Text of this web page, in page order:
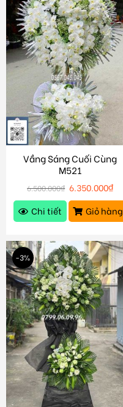
Vầng Sáng Cuối Cùng
M521
6.500.000₫ 6.350.000₫
Chi tiết
Giỏ hàng
-3%